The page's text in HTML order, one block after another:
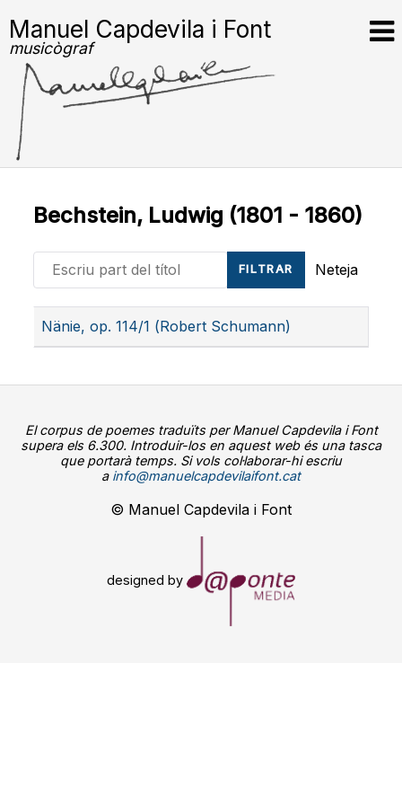
Manuel Capdevila i Font
musicògraf
Bechstein, Ludwig (1801 - 1860)
Escriu part del títol FILTRAR Neteja
Títol
Nänie, op. 114/1 (Robert Schumann)
El corpus de poemes traduïts per Manuel Capdevila i Font
supera els 6.300. Introduir-los en aquest web és una tasca
que portarà temps. Si vols col·laborar-hi escriu
a info@manuelcapdevilaifont.cat
© Manuel Capdevila i Font
designed by